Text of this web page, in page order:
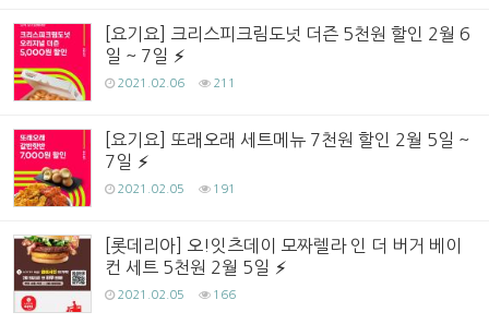
[요기요] 크리스피크림도넛 더즌 5천원 할인 2월 6
일 ~ 7일
2021.02.06 211
[요기요] 또래오래 세트메뉴 7천원 할인 2월 5일 ~
7일
2021.02.05 191
[롯데리아] 오!잇츠데이 모짜렐라 인 더 버거 베이
컨 세트 5천원 2월 5일
2021.02.05 166